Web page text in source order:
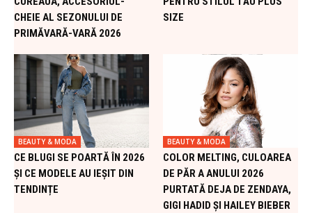
CHEIE AL SEZONULUI DE
PRIMĂVARĂ-VARĂ 2026
SIZE
BEAUTY & MODA
CE BLUGI SE POARTĂ ÎN 2026
ȘI CE MODELE AU IEȘIT DIN
TENDINȚE
BEAUTY & MODA
COLOR MELTING, CULOAREA
DE PĂR A ANULUI 2026
PURTATĂ DEJA DE ZENDAYA,
GIGI HADID ȘI HAILEY BIEBER